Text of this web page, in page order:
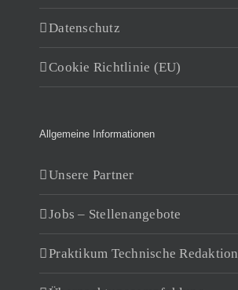
Datenschutz
Cookie Richtlinie (EU)
Allgemeine Informationen
Unsere Partner
Jobs – Stellenangebote
Praktikum Technische Redaktion